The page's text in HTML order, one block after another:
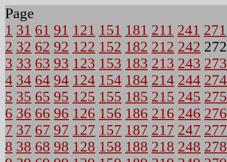
Page
1 31 61 91 121 151 181 211 241 271
2 32 62 92 122 152 182 212 242
3 33 63 93 123 153 183 213 243 273
4 34 64 94 124 154 184 214 244 274
5 35 65 95 125 155 185 215 245 275
6 36 66 96 126 156 186 216 246 276
7 37 67 97 127 157 187 217 247 277
8 38 68 98 128 158 188 218 248 278